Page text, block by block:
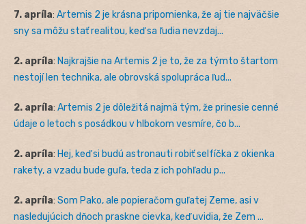
7. apríla: Artemis 2 je krásna pripomienka, že aj tie najväčšie
sny sa môžu stať realitou, keď sa ľudia nevzdaj...
2. apríla: Najkrajšie na Artemis 2 je to, že za týmto štartom
nestojí len technika, ale obrovská spolupráca ľud...
2. apríla: Artemis 2 je dôležitá najmä tým, že prinesie cenné
údaje o letoch s posádkou v hlbokom vesmíre, čo b...
2. apríla: Hej, keď si budú astronauti robiť selfíčka z okienka
rakety, a vzadu bude guľa, teda z ich pohľadu p...
2. apríla: Som Pako, ale popieračom guľatej Zeme, asi v
nasledujúcich dňoch praskne cievka, keď uvidia, že Zem ...